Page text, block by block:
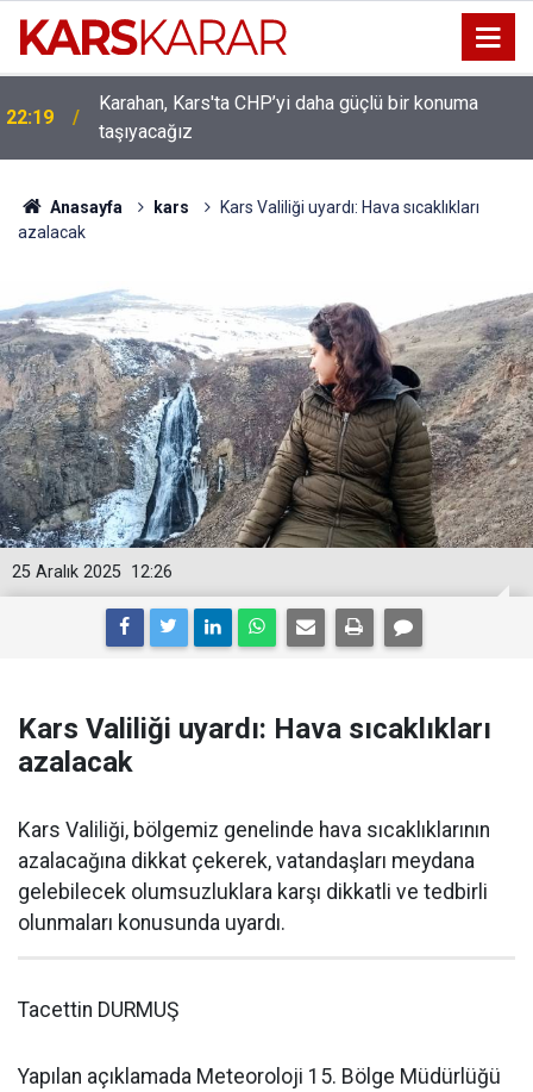
16:15
Uludaşdemir, YENİ Parti’nin kurucu il başkanlığı
görevine getirildi
Anasayfa kars
Kars Valiliği uyardı: Hava sıcaklıkları
azalacak
12:26
25 Aralık 2025
Kars Valiliği uyardı: Hava sıcaklıkları
azalacak
Kars Valiliği, bölgemiz genelinde hava sıcaklıklarının
azalacağına dikkat çekerek, vatandaşları meydana
gelebilecek olumsuzluklara karşı dikkatli ve tedbirli
olunmaları konusunda uyardı.
Tacettin DURMUŞ
Yapılan açıklamada Meteoroloji 15. Bölge Müdürlüğü